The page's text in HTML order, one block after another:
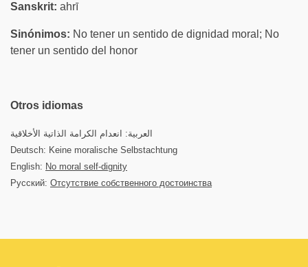
Sanskrit: ahrī
Sinónimos: No tener un sentido de dignidad moral; No
tener un sentido del honor
Otros idiomas
العربية: انعدام الكرامة الذاتية الأخلاقية
Deutsch: Keine moralische Selbstachtung
English: No moral self-dignity
Русский: Отсутствие собственного достоинства